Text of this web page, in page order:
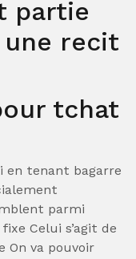
partie
recit
tchat
en tenant bagarre
parmi
Celui s’agit de
On va pouvoir